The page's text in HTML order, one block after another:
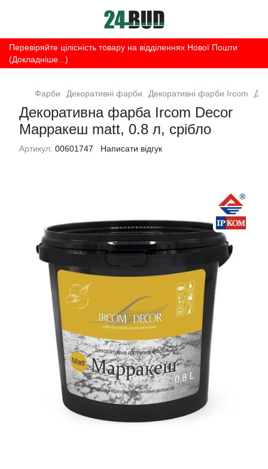
Перевіряйте цілісність товару на відділеннях Нової Пошти
(Докладніше...)
Фарби Декоративні фарби Декоративні фарби Ircom
Декоративна фарба Ircom Decor
Марракеш matt, 0.8 л, срібло
Артикул: 00601747 Написати відгук